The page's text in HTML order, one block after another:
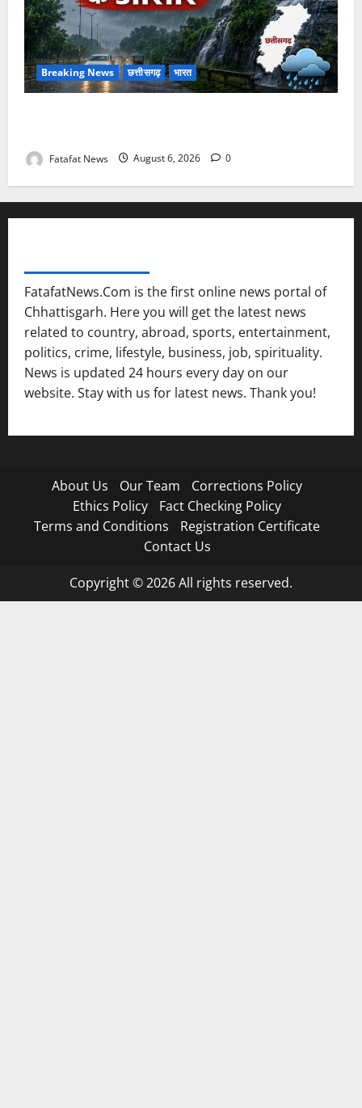
Breaking News छत्तीसगढ़ भारत
Fatafat News August 6, 2026 0
FatafatNews.Com is the first online news portal of
Chhattisgarh. Here you will get the latest news
related to country, abroad, sports, entertainment,
politics, crime, lifestyle, business, job, spirituality.
News is updated 24 hours every day on our
website. Stay with us for latest news. Thank you!
About Us Our Team
Corrections Policy
Ethics Policy
Fact Checking Policy
Terms and Conditions
Registration Certificate
Contact Us
Copyright © 2026 All rights reserved.